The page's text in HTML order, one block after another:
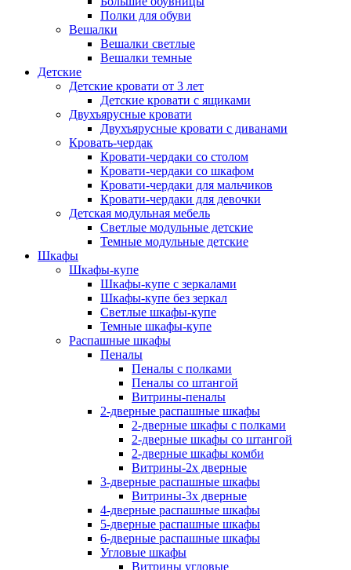
Полки для обуви
Вешалки
Вешалки светлые
Вешалки темные
Детские
Детские кровати от 3 лет
Детские кровати с ящиками
Двухъярусные кровати
Двухъярусные кровати с диванами
Кровать-чердак
Кровати-чердаки со столом
Кровати-чердаки со шкафом
Кровати-чердаки для мальчиков
Кровати-чердаки для девочки
Детская модульная мебель
Светлые модульные детские
Темные модульные детские
Шкафы
Шкафы-купе
Шкафы-купе с зеркалами
Шкафы-купе без зеркал
Светлые шкафы-купе
Темные шкафы-купе
Распашные шкафы
Пеналы
Пеналы с полками
Пеналы со штангой
Витрины-пеналы
2-дверные распашные шкафы
2-дверные шкафы с полками
2-дверные шкафы со штангой
2-дверные шкафы комби
Витрины-2х дверные
3-дверные распашные шкафы
Витрины-3х дверные
4-дверные распашные шкафы
5-дверные распашные шкафы
6-дверные распашные шкафы
Угловые шкафы
Витрины угловые